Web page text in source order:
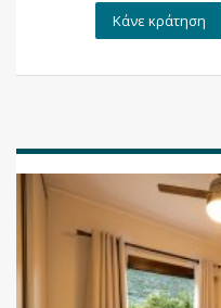
Κάνε κράτηση